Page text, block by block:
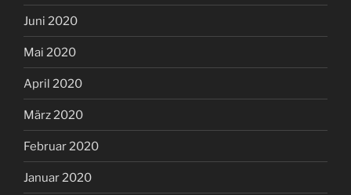
Juni 2020
Mai 2020
April 2020
März 2020
Februar 2020
Januar 2020